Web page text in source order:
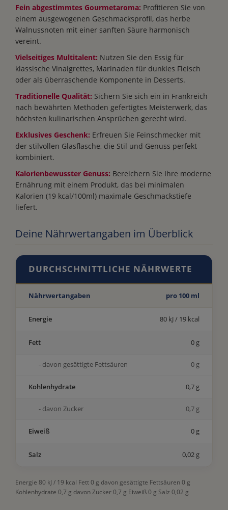
Fein abgestimmtes Gourmetaroma: Profitieren Sie von
einem ausgewogenen Geschmacksprofil, das herbe
Walnussnoten mit einer sanften Säure harmonisch
vereint.
Vielseitiges Multitalent: Nutzen Sie den Essig für
klassische Vinaigrettes, Marinaden für dunkles Fleisch
oder als überraschende Komponente in Desserts.
Traditionelle Qualität: Sichern Sie sich ein in Frankreich
nach bewährten Methoden gefertigtes Meisterwerk, das
höchsten kulinarischen Ansprüchen gerecht wird.
Exklusives Geschenk: Erfreuen Sie Feinschmecker mit
der stilvollen Glasflasche, die Stil und Genuss perfekt
kombiniert.
Kalorienbewusster Genuss: Bereichern Sie Ihre moderne
Ernährung mit einem Produkt, das bei minimalen
Kalorien (19 kcal/100ml) maximale Geschmackstiefe
liefert.
Deine Nährwertangaben im Überblick
DURCHSCHNITTLICHE NÄHRWERTE
Nährwertangaben pro 100 ml
Energie 80 kJ / 19 kcal
Fett 0 g
- davon gesättigte Fettsäuren 0 g
Kohlenhydrate 0,7 g
- davon Zucker 0,7 g
Eiweiß 0 g
Salz 0,02 g
Energie 80 kJ / 19 kcal Fett 0 g davon gesättigte Fettsäuren 0 g
Kohlenhydrate 0,7 g davon Zucker 0,7 g Eiweiß 0 g Salz 0,02 g